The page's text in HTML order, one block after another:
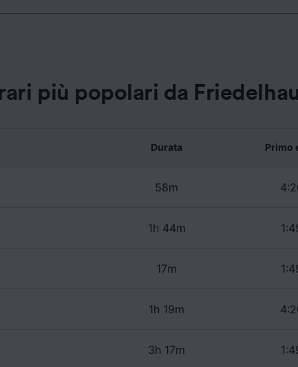
più popolari da
Durata Primo
58m
1h 44m
17m
1h 19m
3h 17m
partner trattiamo i dati per fornire:
pubblico, sviluppo di servizi.
partner (fornitori)